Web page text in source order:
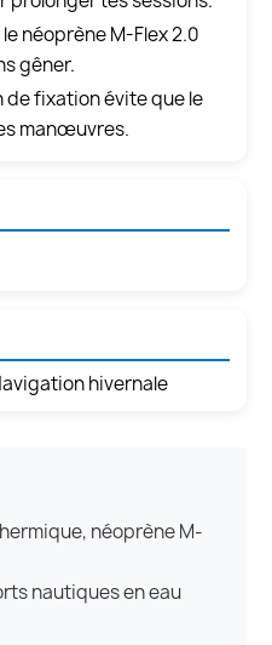
le néoprène M-Flex 2.0
gêner.
de fixation évite que le
manœuvres.
hivernale
néoprène M-
nautiques en eau